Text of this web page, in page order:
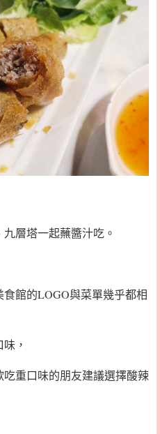
層塔一起蘸醬汁吃。
館的LOGO與菜單幾乎都相
，
重口味的朋友建議選擇酸辣